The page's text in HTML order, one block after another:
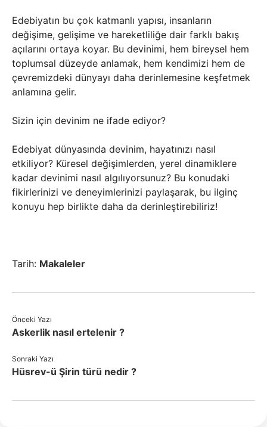
Edebiyatın bu çok katmanlı yapısı, insanların
değişime, gelişime ve hareketliliğe dair farklı bakış
açılarını ortaya koyar. Bu devinimi, hem bireysel hem
toplumsal düzeyde anlamak, hem kendimizi hem de
çevremizdeki dünyayı daha derinlemesine keşfetmek
anlamına gelir.
Sizin için devinim ne ifade ediyor?
Edebiyat dünyasında devinim, hayatınızı nasıl
etkiliyor? Küresel değişimlerden, yerel dinamiklere
kadar devinimi nasıl algılıyorsunuz? Bu konudaki
fikirlerinizi ve deneyimlerinizi paylaşarak, bu ilginç
konuyu hep birlikte daha da derinleştirebiliriz!
Tarih: Makaleler
Önceki Yazı
Askerlik nasıl ertelenir ?
Sonraki Yazı
Hüsrev-ü Şirin türü nedir ?